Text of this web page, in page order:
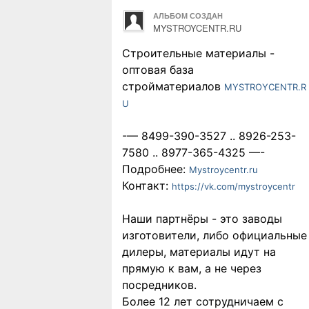
АЛЬБОМ СОЗДАН
MYSTROYCENTR.RU
Строительные материалы -
оптовая база
стройматериалов MYSTROYCENTR.R
U
-— 8499-390-3527 .. 8926-253-
7580 .. 8977-365-4325 —-
Подробнее: Mystroycentr.ru
Контакт: https://vk.com/mystroycentr
Наши партнёры - это заводы
изготовители, либо официальные
дилеры, материалы идут на
прямую к вам, а не через
посредников.
Более 12 лет сотрудничаем с